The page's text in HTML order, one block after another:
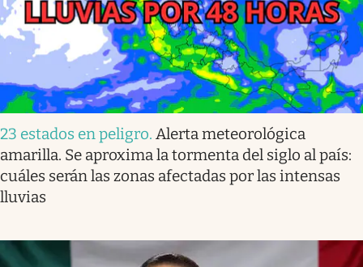
23 estados en peligro. Alerta meteorológica
amarilla. Se aproxima la tormenta del siglo al país:
cuáles serán las zonas afectadas por las intensas
lluvias